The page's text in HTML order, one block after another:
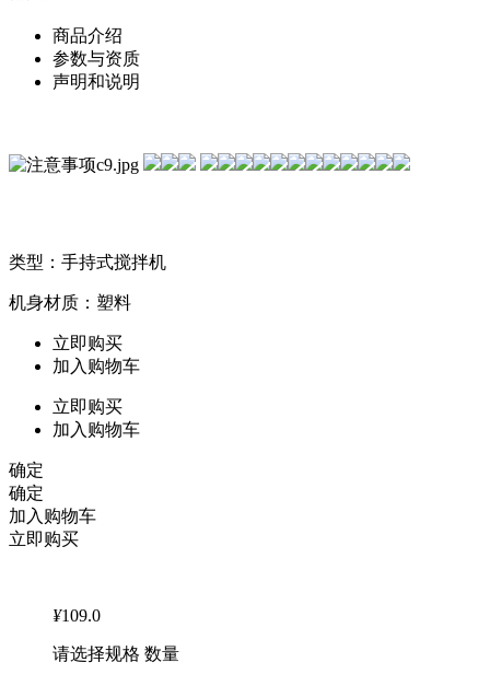
商品介绍
参数与资质
声明和说明
类型：手持式搅拌机
机身材质：塑料
立即购买
加入购物车
立即购买
加入购物车
确定
确定
加入购物车
立即购买
¥109.0
请选择规格 数量